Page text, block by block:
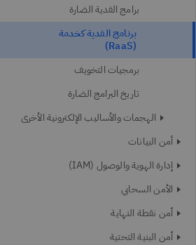
برامج الفدية الضارة
برنامج الفدية كخدمة
(RaaS)
برمجيات التخويف
تاريخ البرامج الضارة
الهجمات والأساليب الإلكترونية الأخرى
أمن البيانات
إدارة الهوية والوصول (IAM)
الأمن السحابي
أمن نقطة النهاية
أمن البنية التحتية